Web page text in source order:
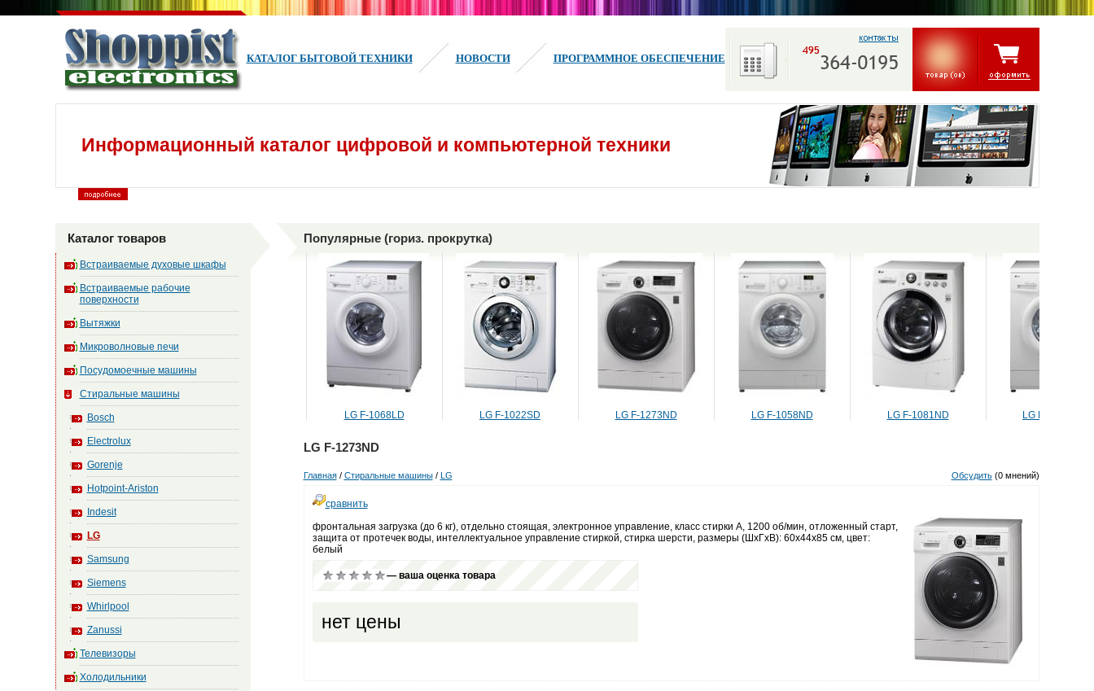
КАТАЛОГ БЫТОВОЙ ТЕХНИКИ НОВОСТИ ПРОГРАММНОЕ ОБЕСПЕЧЕНИЕ
Информационный каталог цифровой и компьютерной техники
Каталог товаров
Встраиваемые духовые шкафы
Встраиваемые рабочие
поверхности
Вытяжки
Микроволновые печи
Посудомоечные машины
Стиральные машины
Bosch
Electrolux
Gorenje
Hotpoint-Ariston
Indesit
LG
Samsung
Siemens
Whirlpool
Zanussi
Телевизоры
Холодильники
Популярные (гориз. прокрутка)
LG F-1068LD LG F-1022SD LG F-1273ND LG F-1058ND LG F-1081ND LG F-1056MD
LG F-1273ND
Обсудить(0 мнений)
Главная/ Стиральные машины/ LG
сравнить
фронтальная загрузка (до 6 кг), отдельно стоящая, электронное управление, класс стирки A, 1200 oб/мин, отложенный старт,
защита от протечек воды, интеллектуальное управление стиркой, стирка шерсти, размеры (ШxГxВ): 60x44x85 см, цвет:
белый
— ваша оценка товара
нет цены